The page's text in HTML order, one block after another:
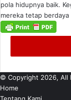
pola hidupnya baik.
mereka tetap berdaya
© Copyright 2026, All
Home